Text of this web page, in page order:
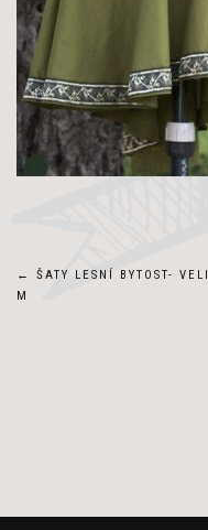
Navigace
←
ŠATY LESNÍ BYTOST-
M